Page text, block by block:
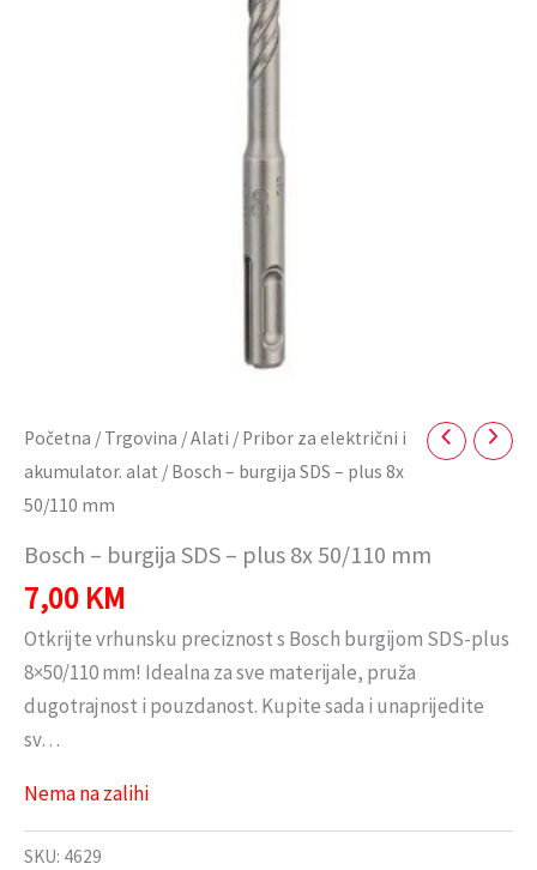
Početna / Trgovina /Alati / Pribor za električni i
akumulator. alat / Bosch – burgija SDS – plus 8x
50/110 mm
Bosch – burgija SDS – plus 8x 50/110 mm
7,00 KM
Otkrijte vrhunsku preciznost s Bosch burgijom SDS-plus
8×50/110 mm! Idealna za sve materijale, pruža
dugotrajnost i pouzdanost. Kupite sada i unaprijedite
sv…
Nema na zalihi
SKU: 4629